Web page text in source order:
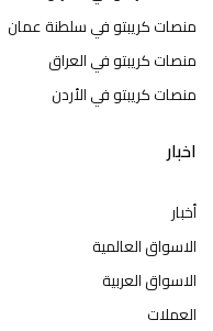
منصات كريبتو في سلطنة عمان
منصات كريبتو في العراق
منصات كريبتو في الأردن
اخبار
أخبار
الاسواق العالمية
الاسواق العربية
العملات